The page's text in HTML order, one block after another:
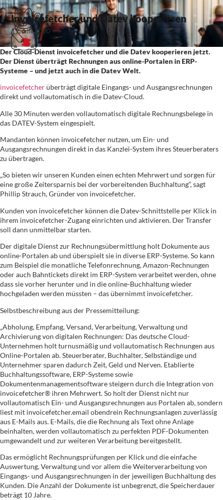
Invoicefetcher und Datev kooperieren
19. Juli 2020
Der Cloud-Dienst invoicefetcher und die Datev kooperieren jetzt.
Der Dienst überträgt Rechnungen aus online-Portalen in ERP-
Systeme – und jetzt auch in die Datev Welt.
invoicefetcherüberträgt digitale Eingangs- und Ausgangsrechnungen
direkt und vollautomatisch in die Datev-Cloud.
Alle 30 Minuten werden vollautomatisch digitale Rechnungsbelege in
das DATEV-System eingespielt.
Mandanten können invoicefetcher nutzen, um Ein- und
Ausgangsrechnungen direkt in das Kanzlei-System ihres Steuerberaters
zu übertragen.
„So bieten wir unseren Kunden einen echten Mehrwert und sorgen für
eine große Zeitersparnis bei der vorbereitenden Buchhaltung“, sagt
Phillip Strauch, Gründer von invoicefetcher.
Kunden von invoicefetcher können die Datev-Schnittstelle per Klick in
ihrem invoicefetcher-Zugang einrichten und aktivieren. Der Transfer
soll dann unmittelbar starten.
Der digitale Dienst zur Rechnungsübermittlung holt Dokumente aus
online-Portalen ab und überspielt sie in diverse ERP-Systeme. So kann
zum Beispiel die monatliche Telefonrechnung, Amazon-Rechnungen
oder auch Bahntickets direkt im ERP-System verarbeitet werden, ohne
dass sie vorher herunter und in die online-Buchhaltung wieder
hochgeladen werden müssten – das übernimmt invoicefetcher.
Selbstbeschreibung aus der Pressemitteilung:
„Abholung, Empfang, Versand, Verarbeitung, Verwaltung und
Archivierung von digitalen Rechnungen: Das deutsche Cloud-
Unternehmen holt turnusmäßig und vollautomatisch Rechnungen aus
Online-Portalen ab. Steuerberater, Buchhalter, Selbständige und
Unternehmer sparen dadurch Zeit, Geld und Nerven. Etablierte
Buchhaltungssoftware, ERP-Systeme sowie
Dokumentenmanagementsoftware steigern durch die Integration von
invoicefetcher® ihren Mehrwert. So holt der Dienst nicht nur
vollautomatisch Ein- und Ausgangsrechnungen aus Portalen ab, sondern
liest mit invoicefetcher.email obendrein Rechnungsanlagen zuverlässig
aus E-Mails aus. E-Mails, die die Rechnung als Text ohne Anlage
beinhalten, werden vollautomatisch zu perfekten PDF-Dokumenten
umgewandelt und zur weiteren Verarbeitung bereitgestellt.
Das ermöglicht Rechnungsprüfungen per Klick und die einfache
Auswertung, Verwaltung und vor allem die Weiterverarbeitung von
Eingangs- und Ausgangsrechnungen in der jeweiligen Buchhaltung des
Kunden. Die Anzahl der Dokumente ist unbegrenzt, die Speicherdauer
beträgt 10 Jahre.